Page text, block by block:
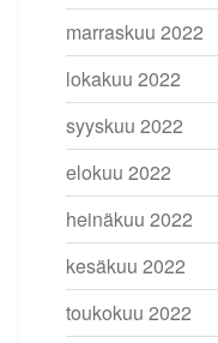
marraskuu 2022
lokakuu 2022
syyskuu 2022
elokuu 2022
heinäkuu 2022
kesäkuu 2022
toukokuu 2022